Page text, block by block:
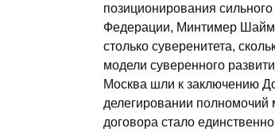
позиционирования
Федерации, Минтимер
столько суверенитета,
модели суверенного
Москва шли к заключению
делегировании полномочий
договора стало